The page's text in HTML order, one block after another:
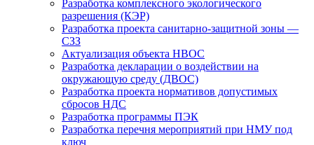
Разработка комплексного экологического
разрешения (КЭР)
Разработка проекта санитарно-защитной зоны —
СЗЗ
Актуализация объекта НВОС
Разработка декларации о воздействии на
окружающую среду (ДВОС)
Разработка проекта нормативов допустимых
сбросов НДС
Разработка программы ПЭК
Разработка перечня мероприятий при НМУ под
ключ